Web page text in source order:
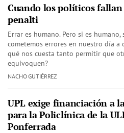
Cuando los políticos
penalti
Errar es humano. Pero si es humano,
cometemos errores en nuestro día a
qué nos cuesta tanto permitir que
equivoquen?
NACHO GUTIÉRREZ
UPL exige financiación a
para la Policlínica de la
Ponferrada